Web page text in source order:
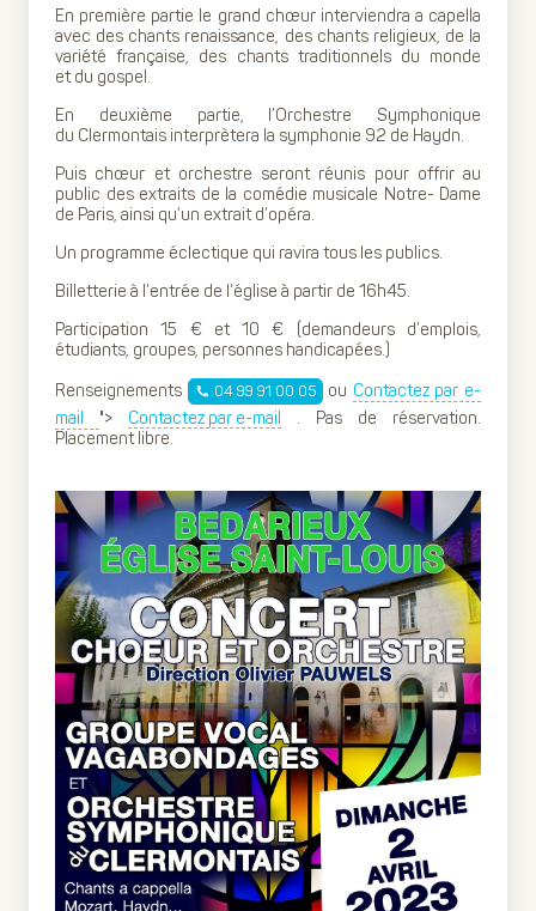
En première partie le grand chœur interviendra a capella
avec des chants renaissance, des chants religieux, de la
variété française, des chants traditionnels du monde
et du gospel.
En deuxième partie, l’Orchestre Symphonique
du Clermontais interprètera la symphonie 92 de Haydn.
Puis chœur et orchestre seront réunis pour offrir au
public des extraits de la comédie musicale Notre- Dame
de Paris, ainsi qu’un extrait d’opéra.
Un programme éclectique qui ravira tous les publics.
Billetterie à l’entrée de l’église à partir de 16h45.
Participation 15 € et 10 € (demandeurs d’emplois,
étudiants, groupes, personnes handicapées.)
Renseignements
04 99 91 00 05 ou Contactez par e-
mail "> Contactez par e-mail
. Pas de réservation.
Placement libre.